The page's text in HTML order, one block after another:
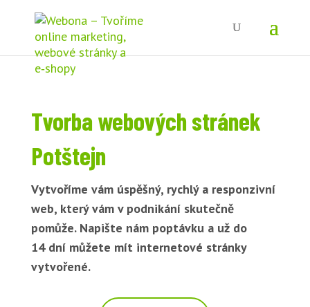
Tvorba webových stránek
Potštejn
Vytvoříme vám úspěšný, rychlý a responzivní
web, který vám v podnikání skutečně
pomůže. Napište nám poptávku a už do
14 dní můžete mít internetové stránky
vytvořené.